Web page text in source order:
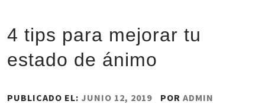
4 tips para mejorar tu
estado de ánimo
PUBLICADO EL: JUNIO 12, 2019 POR ADMIN